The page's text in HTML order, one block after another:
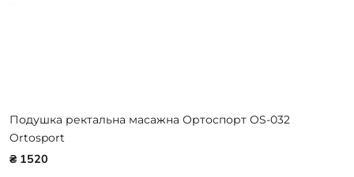
Подушка ректальна масажна Ортоспорт OS-032
Ortosport
₴ 1520